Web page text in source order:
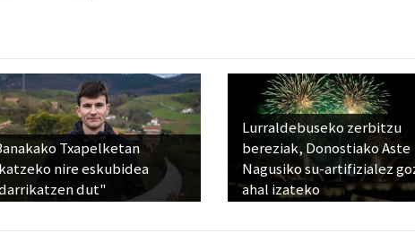
Txapelketan
nire eskubidea
dut"
Lurraldebuseko zerbitzu
bereziak, Donostiako Aste
Nagusiko su-artifizialez
ahal izateko